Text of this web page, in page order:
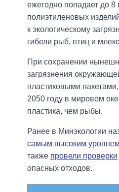
ежегодно попадает до 8
полиэтиленовых
к экологическому
гибели рыб, птиц и
При сохранении
загрязнения
пластиковыми
2050 году в мировом
пластика, чем рыбы.
Ранее в Минэкологии
самым высоким уровнем
также провели проверки
опасных отходов.